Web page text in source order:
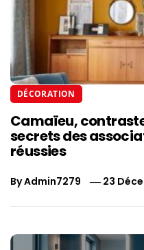
DÉCORATION
Camaïeu,
secrets des
réussies
ByAdmin7279 23
Navigation